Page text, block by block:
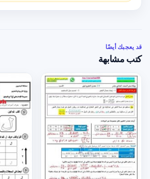
قد يعجبك أيضًا
كتب مشابهة